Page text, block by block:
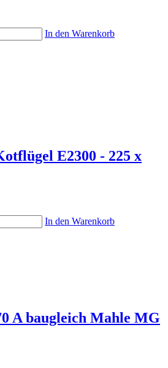
In den Warenkorb
E2300 - 225 x
In den Warenkorb
A baugleich Mahle MG